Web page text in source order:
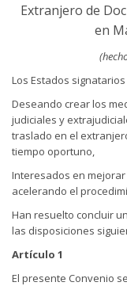
Extranjero de
en
Los Estados
Deseando crear los
judiciales y
traslado en el
tiempo oportuno,
Interesados en
acelerando el
Han resuelto concluir
las disposiciones
Artículo 1
El presente Convenio